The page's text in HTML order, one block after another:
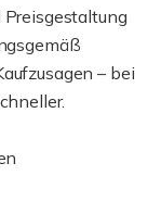
Preisgestaltung
– bei